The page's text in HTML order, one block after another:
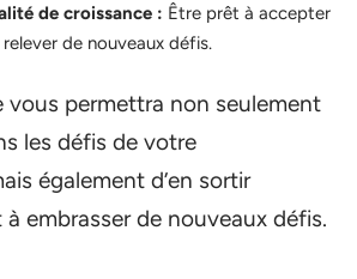
de croissance : Être prêt à accepter
de nouveaux défis.
vous permettra non seulement
les défis de votre
également d’en sortir
embrasser de nouveaux défis.